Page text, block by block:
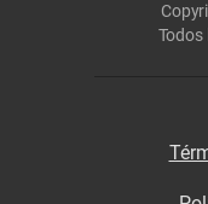
Todos